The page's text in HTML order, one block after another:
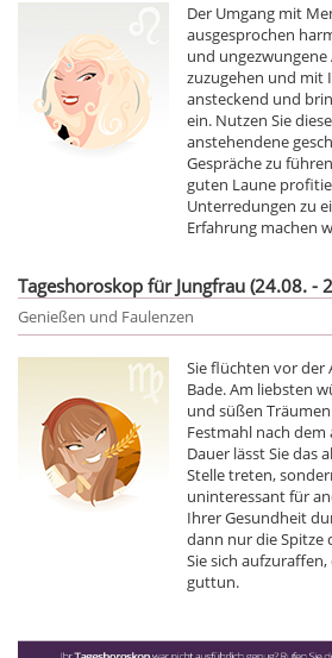
Der Umgang mit
ausgesprochen
und
zuzugehen und mit
ansteckend und
ein. Nutzen Sie
anstehendene
Gespräche zu
guten Laune
Unterredungen zu
Erfahrung machen
Tageshoroskop für Jungfrau (24.08. -
Genießen und Faulenzen
Sie flüchten vor der
Bade. Am liebsten
und süßen
Festmahl nach
Dauer lässt Sie das
Stelle treten,
uninteressant für
Ihrer Gesundheit
dann nur die Spitze
Sie sich
guttun.